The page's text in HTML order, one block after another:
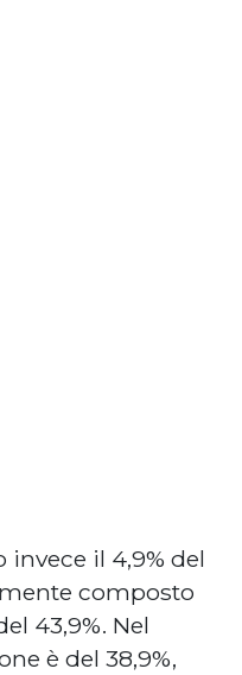
invece il 4,9% del
composto
43,9%. Nel
è del 38,9%,